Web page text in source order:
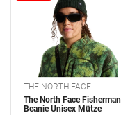
VERFÜGBARKEIT
THE NORTH FACE
The North Face Fisherman
Beanie Unisex Mütze